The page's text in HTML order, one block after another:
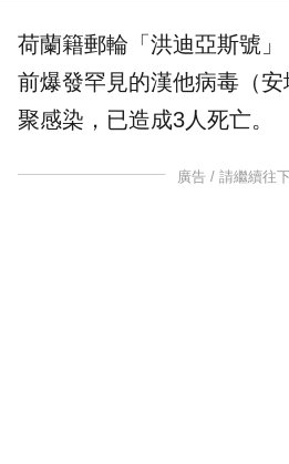
荷蘭籍郵輪 「洪迪亞斯號
前爆發罕見的漢他病毒 （
聚感染，已造成3人死亡。
廣告 / 請繼續往